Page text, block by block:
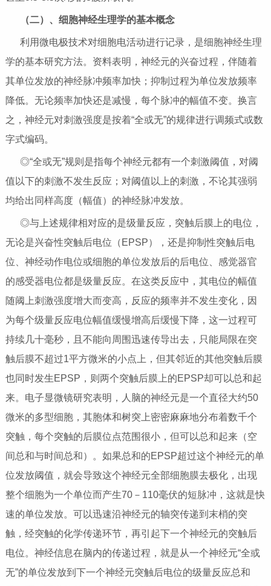
（二）、细胞神经生理学的基本概念
利用微电极技术对细胞电活动进行记录，是细胞神经生理
学的基本研究方法。资料表明，神经元的兴奋过程，伴随着
其单位发放的神经脉冲频率加快；抑制过程为单位发放频率
降低。无论频率加快还是减慢，每个脉冲的幅值不变。换言
之，神经元对刺激强度是按着“全或无”的规律进行调频式或数
字式编码。
◎“全或无”规则是指每个神经元都有一个刺激阈值，对阈
值以下的刺激不发生反应；对阈值以上的刺激，不论其强弱
均给出同样高度（幅值）的神经脉冲发放。
◎与上述规律相对应的是级量反应，突触后膜上的电位，
无论是兴奋性突触后电位（EPSP），还是抑制性突触后电
位、神经动作电位或细胞的单位发放后的后电位、感觉器官
的感受器电位都是级量反应。在这类反应中，其电位的幅值
随阈上刺激强度增大而变高，反应的频率并不发生变化，因
为每个级量反应电位幅值缓慢增高后缓慢下降，这一过程可
持续几十毫秒，且不能向周围迅速传导出去，只能局限在突
触后膜不超过1平方微米的小点上，但其邻近的其他突触后膜
也同时发生EPSP，则两个突触后膜上的EPSP却可以总和起
来。电子显微镜研究表明，人脑的神经元是一个直径大约50
微米的多型细胞，其胞体和树突上密密麻麻地分布着数千个
突触，每个突触的后膜位点范围很小，但可以总和起来（空
间总和与时间总和）。如果总和的EPSP超过这个神经元的单
位发放阈值，就会导致这个神经元全部细胞膜去极化，出现
整个细胞为一个单位而产生70－110毫伏的短脉冲，这就是快
速的单位发放。可以迅速沿神经元的轴突传递到末梢的突
触，经突触的化学传递环节，再引起下一个神经元的突触后
电位。神经信息在脑内的传递过程，就是从一个神经元“全或
无”的单位发放到下一个神经元突触后电位的级量反应总和